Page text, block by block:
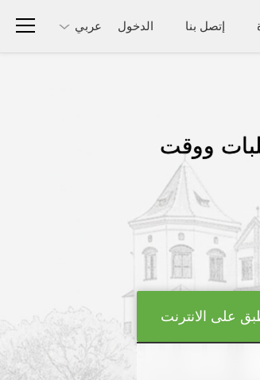
إتصل بنا الدخول عربي
ووقت
على الانترنت